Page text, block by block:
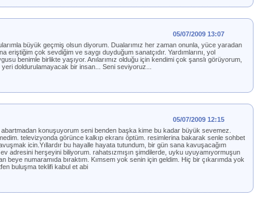
05/07/2009 13:07
büyük geçmiş olsun diyorum. Dualarımız her zaman onunla, yüce yaradan
eriştiğim çok sevdiğim ve saygı duyduğum sanatçıdır. Yardımlarını, yol
benimle birlikte yaşıyor. Anılarımız olduğu için kendimi çok şanslı görüyorum,
doldurulamayacak bir insan... Seni seviyoruz...
05/07/2009 12:15
konuşuyorum seni benden başka kime bu kadar büyük sevemez.
televizyonda görünce kalkıp ekranı öptüm. resimlerina bakarak senle sohbet
icin.Yıllardır bu hayalle hayata tutundum, bir gün sana kavuşacağım
adresini herşeyini biliyorum. rahatsızmışın şimdilerde, uyku uyuyamıyormuşun
beye numaramıda bıraktım. Kımsem yok senin için geldim. Hiç bir çıkarımda yok
buluşma teklifi kabul et abi